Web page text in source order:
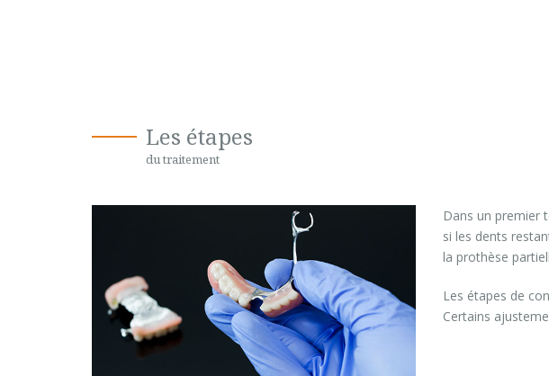
Les étapes
du traitement
Dans un premier
si les dents
la prothèse
Les étapes de
Certains